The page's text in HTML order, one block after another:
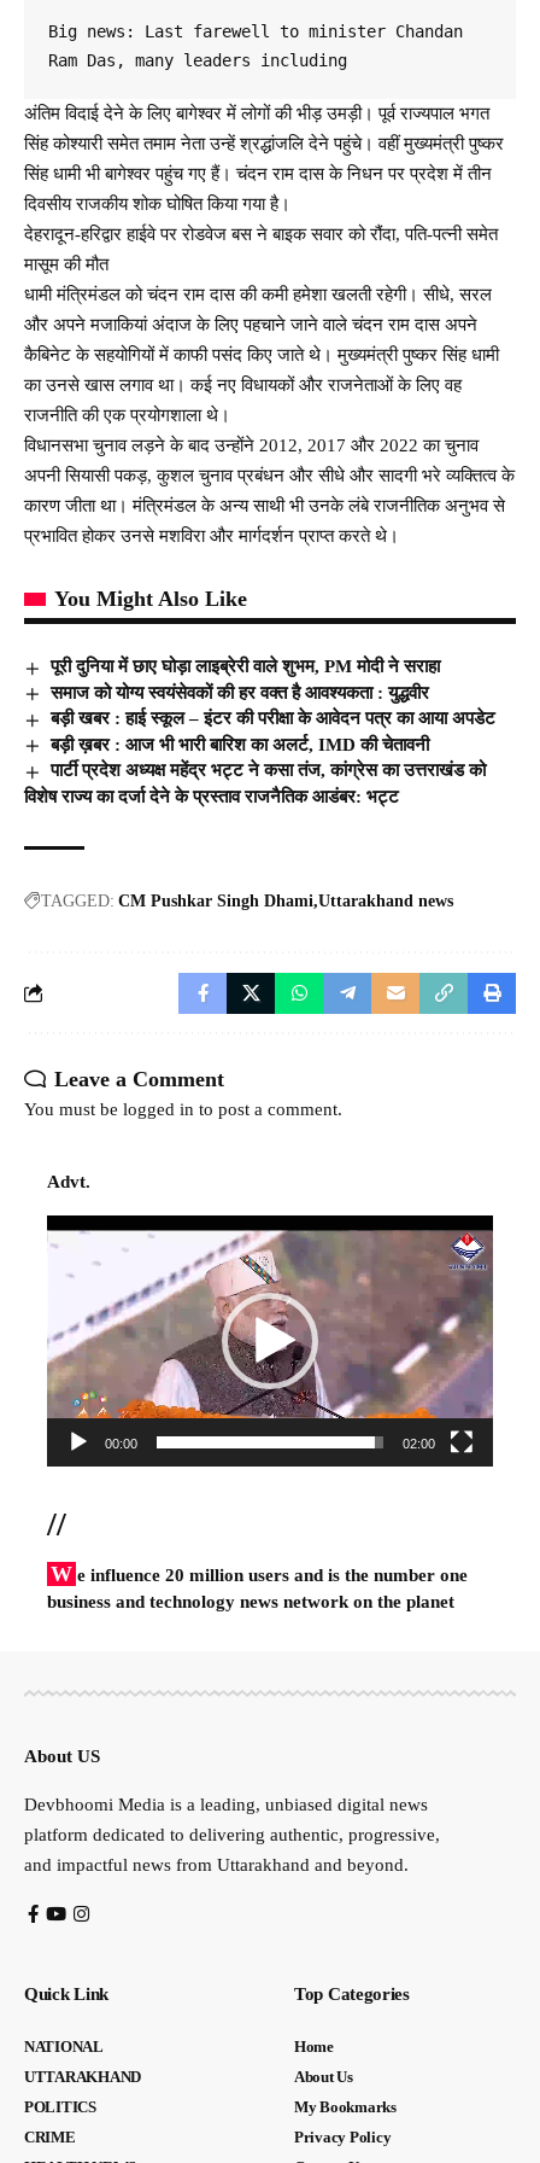
Big news: Last farewell to minister Chandan
Ram Das, many leaders including
अंतिम विदाई देने के लिए बागेश्वर में लोगों की भीड़ उमड़ी। पूर्व राज्यपाल भगत
सिंह कोश्यारी समेत तमाम नेता उन्हें श्रद्धांजलि देने पहुंचे। वहीं मुख्यमंत्री पुष्कर
सिंह धामी भी बागेश्वर पहुंच गए हैं। चंदन राम दास के निधन पर प्रदेश में तीन
दिवसीय राजकीय शोक घोषित किया गया है।
देहरादून-हरिद्वार हाईवे पर रोडवेज बस ने बाइक सवार को रौंदा, पति-पत्नी समेत
मासूम की मौत
धामी मंत्रिमंडल को चंदन राम दास की कमी हमेशा खलती रहेगी। सीधे, सरल
और अपने मजाकियां अंदाज के लिए पहचाने जाने वाले चंदन राम दास अपने
कैबिनेट के सहयोगियों में काफी पसंद किए जाते थे। मुख्यमंत्री पुष्कर सिंह धामी
का उनसे खास लगाव था। कई नए विधायकों और राजनेताओं के लिए वह
राजनीति की एक प्रयोगशाला थे।
विधानसभा चुनाव लड़ने के बाद उन्होंने 2012, 2017 और 2022 का चुनाव
अपनी सियासी पकड़, कुशल चुनाव प्रबंधन और सीधे और सादगी भरे व्यक्तित्व के
कारण जीता था। मंत्रिमंडल के अन्य साथी भी उनके लंबे राजनीतिक अनुभव से
प्रभावित होकर उनसे मशविरा और मार्गदर्शन प्राप्त करते थे।
You Might Also Like
पूरी दुनिया में छाए घोड़ा लाइब्रेरी वाले शुभम, PM मोदी ने सराहा
समाज को योग्य स्वयंसेवकों की हर वक्त है आवश्यकता : युद्धवीर
बड़ी खबर : हाई स्कूल – इंटर की परीक्षा के आवेदन पत्र का आया अपडेट
बड़ी ख़बर : आज भी भारी बारिश का अलर्ट, IMD की चेतावनी
पार्टी प्रदेश अध्यक्ष महेंद्र भट्ट ने कसा तंज, कांग्रेस का उत्तराखंड को
विशेष राज्य का दर्जा देने के प्रस्ताव राजनैतिक आडंबर: भट्ट
TAGGED: CM Pushkar Singh Dhami Uttarakhand news
Leave a Comment
You must be logged in to post a comment.
Advt.
Video
00:00 02:00
//
W e influence 20 million users and is the number one
business and technology news network on the planet
About US
Devbhoomi Media is a leading, unbiased digital news
platform dedicated to delivering authentic, progressive,
and impactful news from Uttarakhand and beyond.
Quick Link
NATIONAL
UTTARAKHAND
POLITICS
CRIME
Top Categories
Home
About Us
My Bookmarks
Privacy Policy